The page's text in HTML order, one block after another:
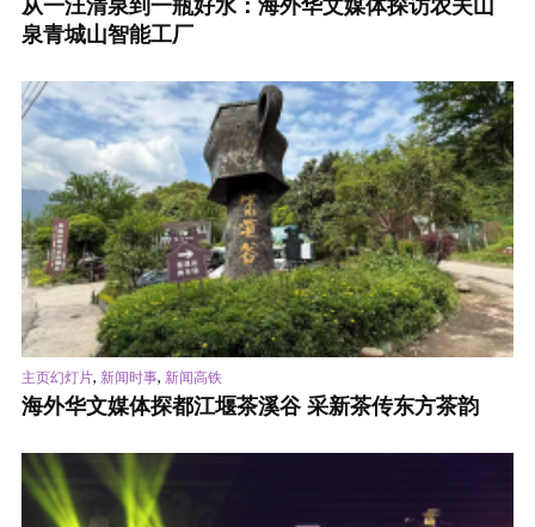
从一汪清泉到一瓶好水：海外华文媒体探访农夫山
泉青城山智能工厂
主页幻灯片, 新闻时事, 新闻高铁
海外华文媒体探都江堰茶溪谷 采新茶传东方茶韵